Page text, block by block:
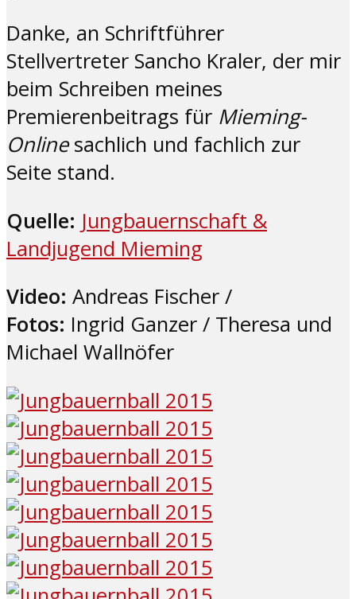
Danke, an Schriftführer
Stellvertreter Sancho Kraler, der mir
beim Schreiben meines
Premierenbeitrags für Mieming-
Onlinesachlich und fachlich zur
Seite stand.
Quelle: Jungbauernschaft &
Landjugend Mieming
Video: Andreas Fischer /
Fotos: Ingrid Ganzer / Theresa und
Michael Wallnöfer